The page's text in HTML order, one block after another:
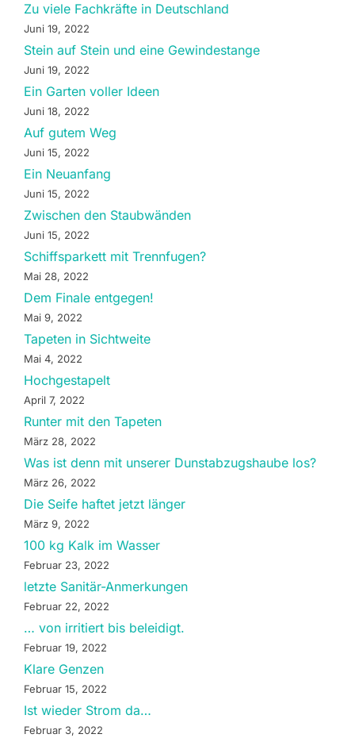
Zu viele Fachkräfte in Deutschland
Juni 19, 2022
Stein auf Stein und eine Gewindestange
Juni 19, 2022
Ein Garten voller Ideen
Juni 18, 2022
Auf gutem Weg
Juni 15, 2022
Ein Neuanfang
Juni 15, 2022
Zwischen den Staubwänden
Juni 15, 2022
Schiffsparkett mit Trennfugen?
Mai 28, 2022
Dem Finale entgegen!
Mai 9, 2022
Tapeten in Sichtweite
Mai 4, 2022
Hochgestapelt
April 7, 2022
Runter mit den Tapeten
März 28, 2022
Was ist denn mit unserer Dunstabzugshaube los?
März 26, 2022
Die Seife haftet jetzt länger
März 9, 2022
100 kg Kalk im Wasser
Februar 23, 2022
letzte Sanitär-Anmerkungen
Februar 22, 2022
… von irritiert bis beleidigt.
Februar 19, 2022
Klare Genzen
Februar 15, 2022
Ist wieder Strom da…
Februar 3, 2022